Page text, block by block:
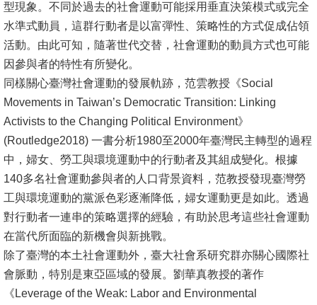
型現象。不同於過去的社會運動可能採用垂直決策模式或完全
水準式動員，這群行動者是以富彈性、策略性的方式促成佔領
活動。由此可知，隨著世代交替，社會運動的動員方式也可能
因參與者的特性有所變化。
同樣關心臺灣社會運動的發展軌跡，范雲教授《Social
Movements in Taiwan’s Democratic Transition: Linking
Activists to the Changing Political Environment》
(Routledge2018) 一書分析1980至2000年臺灣民主轉型的過程
中，婦女、勞工與環境運動中的行動者及其組成變化。根據
140多名社會運動參與者的人口背景資料，范教授發現臺灣勞
工與環境運動的黨派色彩逐漸降低，婦女運動更是如此。透過
對行動者一連串的策略選擇的經驗，有助於思考這些社會運動
在當代所面臨的新機會與新挑戰。
除了臺灣的本土社會運動外，臺大社會系研究群亦關心國際社
會脈動，特別是東亞區域的發展。劉華真教授的著作
《Leverage of the Weak: Labor and Environmental